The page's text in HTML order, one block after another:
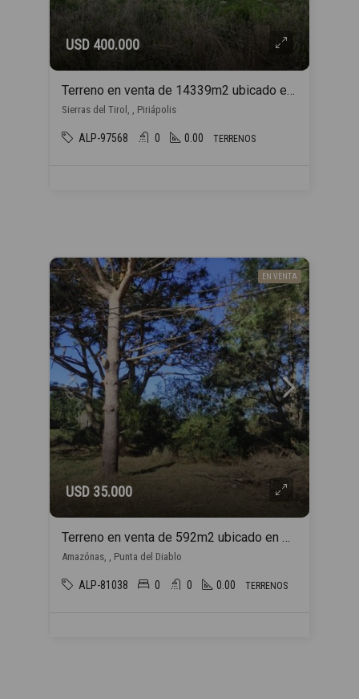
USD 400.000
Terreno en venta de 14339m2 ubicado en Piriápolis
Sierras del Tirol, , Piriápolis
ALP-97568 0 0.00 TERRENOS
EN VENTA
USD 35.000
Terreno en venta de 592m2 ubicado en Punta del Diablo
Amazónas, , Punta del Diablo
ALP-81038 0 0 0.00 TERRENOS